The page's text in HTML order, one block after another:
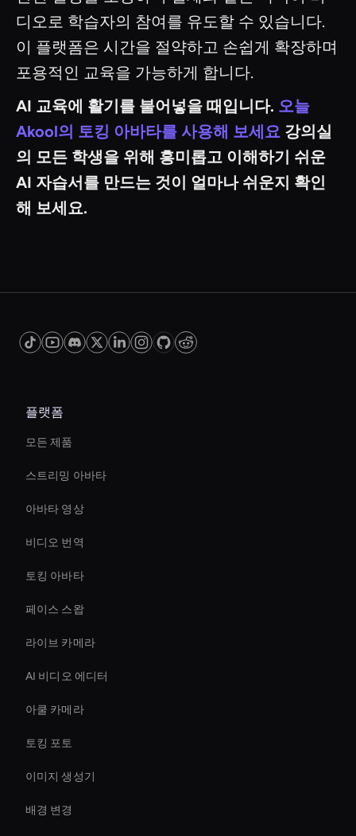
디오로 학습자의 참여를 유도할 수 있습니다.
이 플랫폼은 시간을 절약하고 손쉽게 확장하며
포용적인 교육을 가능하게 합니다.
AI 교육에 활기를 불어넣을 때입니다. 오늘
Akool의 토킹 아바타를 사용해 보세요 강의실
의 모든 학생을 위해 흥미롭고 이해하기 쉬운
AI 자습서를 만드는 것이 얼마나 쉬운지 확인
해 보세요.
플랫폼
모든 제품
스트리밍 아바타
아바타 영상
비디오 번역
토킹 아바타
페이스 스왑
라이브 카메라
AI 비디오 에디터
아쿨 카메라
토킹 포토
이미지 생성기
배경 변경